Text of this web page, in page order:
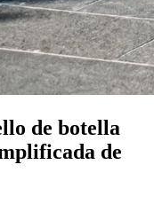
de botella
de